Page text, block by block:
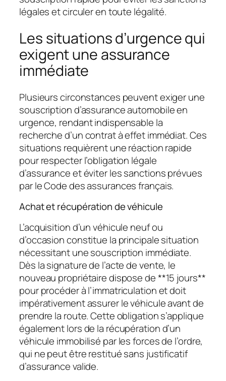
légales et circuler en toute légalité.
Les situations d’urgence qui
exigent une assurance
immédiate
Plusieurs circonstances peuvent exiger une
souscription d’assurance automobile en
urgence, rendant indispensable la
recherche d’un contrat à effet immédiat. Ces
situations requièrent une réaction rapide
pour respecter l’obligation légale
d’assurance et éviter les sanctions prévues
par le Code des assurances français.
Achat et récupération de véhicule
L’acquisition d’un véhicule neuf ou
d’occasion constitue la principale situation
nécessitant une souscription immédiate.
Dès la signature de l’acte de vente, le
nouveau propriétaire dispose de **15 jours**
pour procéder à l’immatriculation et doit
impérativement assurer le véhicule avant de
prendre la route. Cette obligation s’applique
également lors de la récupération d’un
véhicule immobilisé par les forces de l’ordre,
qui ne peut être restitué sans justificatif
d’assurance valide.